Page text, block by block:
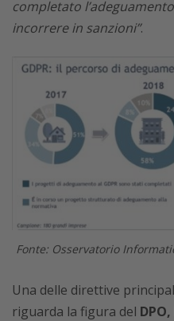
completato
incorrere in sanzioni”.
Fonte: Osservatorio
Una delle direttive
riguarda la figura del